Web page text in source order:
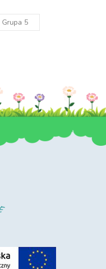
Grupa 5